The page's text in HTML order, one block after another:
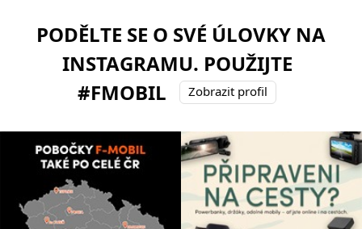
PODĚLTE SE O SVÉ ÚLOVKY NA
INSTAGRAMU. POUŽIJTE
#FMOBIL
Zobrazit profil